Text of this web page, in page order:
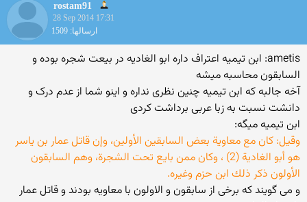
rostam91
28 Sep 2014 17:31
ارسالها: 1509
ametis: ابن تیمیه اعتراف داره ابو الغادیه در بیعت شجره بوده و
السابقون محاسبه میشه
آخه جالبه که ابن تیمیه چنین نظری نداره و اینو شما از عدم درک و
دانشت نسبت به زبا عربی برداشت کردی
ابن تیمیه میگه:
وقيل: كان مع معاوية بعض السابقين الأولين، وإن قاتل عمار بن ياسر
هو أبو الغادية (2) ، وكان ممن بايع تحت الشجرة، وهم السابقون
الأولون ذكر ذلك ابن حزم وغيره.
و می گویند که برخی از سابقون و الاولون با معاویه بودند و قاتل عمار